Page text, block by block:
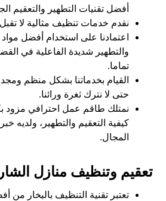
أفضل تقنيات التطهير والتعقيم
نقدم خدمات تنظيف مثالية لا
اعتمادنا على استخدام أفضل مواد
والتطهير شديدة الفاعلية في
تماما.
القيام بخدماتنا بشكل منظم
حتى لا نترك ثغرة ورائنا.
نمتلك طاقم عمل احترافي مزود
كيفية التعقيم والتطهير، ولديه
المجال.
تعقيم وتنظيف منازل
تعتبر تقنية التنظيف بالبخار من